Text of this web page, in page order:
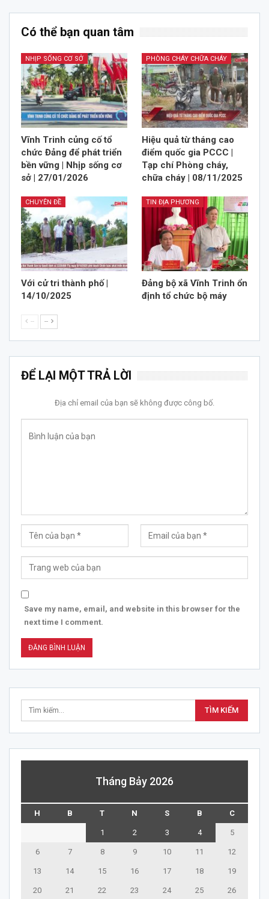
Có thể bạn quan tâm
NHỊP SỐNG CƠ SỞ
Vĩnh Trinh củng cố tổ
chức Đảng để phát triển
bền vững | Nhịp sống cơ
sở | 27/01/2026
PHÒNG CHÁY CHỮA CHÁY
Hiệu quả từ tháng cao
điểm quốc gia PCCC |
Tạp chí Phòng cháy,
chữa cháy | 08/11/2025
CHUYÊN ĐỀ
Với cử tri thành phố |
14/10/2025
TIN ĐỊA PHƯƠNG
Đảng bộ xã Vĩnh Trinh ổn
định tổ chức bộ máy
-- --
ĐỂ LẠI MỘT TRẢ LỜI
Địa chỉ email của bạn sẽ không được công bố.
Save my name, email, and website in this browser for the
next time I comment.
Tháng Bảy 2026
H B T N S B C
1 2 3 4 5
6 7 8 9 10 11 12
13 14 15 16 17 18 19
20 21 22 23 24 25 26